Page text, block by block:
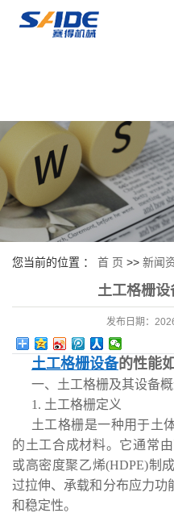
您当前的位置 ： 首 页 >> 新闻
土工格栅设
发布日期：
土工格栅设备的性能
一、土工格栅及其设备
1. 土工格栅定义
土工格栅是一种用于土
的土工合成材料。它通常
或高密度聚乙烯(HDPE)制
过拉伸、承载和分布应力功
和稳定性。